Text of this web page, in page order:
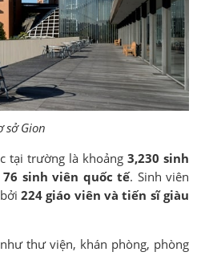
sở Gion
tại trường là khoảng 3,230 sinh
sinh viên quốc tế. Sinh viên
bởi224 giáo viên và tiến sĩ giàu
thư viện, khán phòng, phòng